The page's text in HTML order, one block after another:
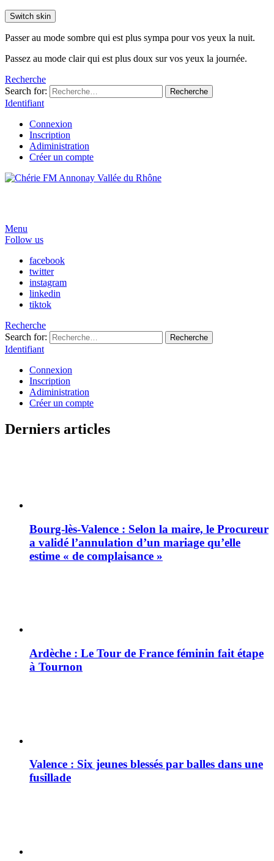
Switch skin
Passer au mode sombre qui est plus sympa pour vos yeux la nuit.
Passez au mode clair qui est plus doux sur vos yeux la journée.
Recherche
Search for:
Recherche
Identifiant
Connexion
Inscription
Adiministration
Créer un compte
Menu
Follow us
facebook
twitter
instagram
linkedin
tiktok
Recherche
Search for:
Recherche
Identifiant
Connexion
Inscription
Adiministration
Créer un compte
Derniers articles
Bourg-lès-Valence : Selon la maire, le Procureur
a validé l’annulation d’un mariage qu’elle
estime « de complaisance »
Ardèche : Le Tour de France féminin fait étape
à Tournon
Valence : Six jeunes blessés par balles dans une
fusillade